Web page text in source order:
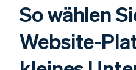
So wählen
Website-